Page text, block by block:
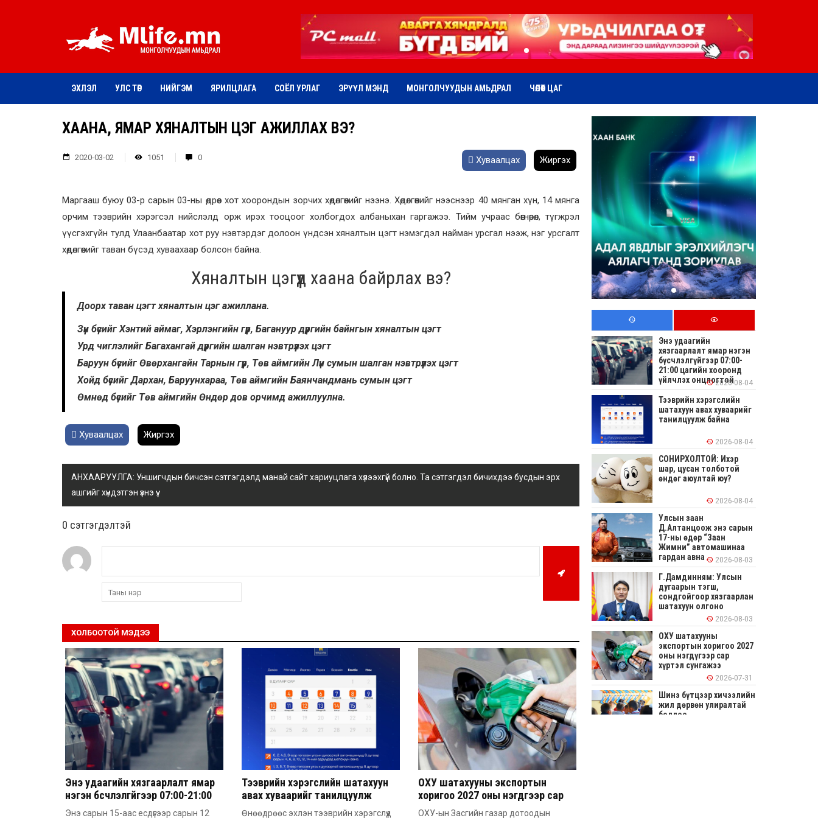
ЭХЛЭЛ УЛС ТӨР НИЙГЭМ ЯРИЛЦЛАГА СОЁЛ УРЛАГ ЭРҮҮЛ МЭНД МОНГОЛЧУУДЫН АМЬДРАЛ ЧӨЛӨӨТ ЦАГ
ХААНА, ЯМАР ХЯНАЛТЫН ЦЭГ АЖИЛЛАХ ВЭ?
2020-03-02 1051 0 Хуваалцах Жиргэх
Маргааш буюу 03-р сарын 03-ны өдрөөс хот хоорондын зорчих хөдөлгөөнийг нээнэ. Хөдөлгөөнийг нээснээр 40 мянган хүн, 14 мянга
орчим тээврийн хэрэгсэл нийслэлд орж ирэх тооцоог холбогдох албаныхан гаргажээ. Тийм учраас бөөгнөрөл, түгжрэл
үүсгэхгүйн тулд Улаанбаатар хот руу нэвтэрдэг долоон үндсэн хяналтын цэгт нэмэгдэл найман урсгал нээж, нэг урсгалт
хөдөлгөөнийг таван бүсэд хуваахаар болсон байна.
Хяналтын цэгүүд хаана байрлах вэ?
Доорх таван цэгт хяналтын цэг ажиллана.
Зүүн бүсийг Хэнтий аймаг, Хэрлэнгийн гүүр, Багануур дүүргийн байнгын хяналтын цэгт
Урд чиглэлийг Багахангай дүүргийн шалган нэвтрүүлэх цэгт
Баруун бүсийг Өвөрхангайн Тарнын гүүр, Төв аймгийн Лүн сумын шалган нэвтрүүлэх цэгт
Хойд бүсийг Дархан, Баруунхараа, Төв аймгийн Баянчандмань сумын цэгт
Өмнөд бүсийг Төв аймгийн Өндөр дов орчимд ажиллуулна.
Хуваалцах Жиргэх
АНХААРУУЛГА: Уншигчдын бичсэн сэтгэгдэлд манай сайт хариуцлага хүлээхгүй болно. Та сэтгэгдэл бичихдээ бусдын эрх
ашгийг хүндэтгэн үзнэ үү.
0 cэтгэгдэлтэй
ХОЛБООТОЙ МЭДЭЭ
Энэ удаагийн хязгаарлалт ямар
нэгэн бүсчлэлгүйгээр 07:00-21:00
цагийн хооронд үйлчлэх
Энэ сарын 15-аас есдүгээр сарын 12
Тээврийн хэрэгслийн шатахуун
авах хуваарийг танилцуулж
байна
Өнөөдрөөс эхлэн тээврийн хэрэгслүүд
ОХУ шатахууны экспортын
хоригоо 2027 оны нэгдүгээр сар
хүртэл сунгажээ
ОХУ-ын Засгийн газар дотоодын
Энэ удаагийн
хязгаарлалт ямар нэгэн
бүсчлэлгүйгээр 07:00-
21:00 цагийн хооронд
үйлчлэх онцлогтой2026-08-04
Тээврийн хэрэгслийн
шатахуун авах хуваарийг
танилцуулж байна
2026-08-04
СОНИРХОЛТОЙ: Ихэр
шар, цусан толботой
өндөг аюултай юу?
2026-08-04
Улсын заан
Д.Алтанцоож энэ сарын
17-ны өдөр “Заан
Жимни” автомашинаа
гардан авна
2026-08-03
Г.Дамдинням: Улсын
дугаарын тэгш,
сондгойгоор хязгаарлан
шатахуун олгоно
2026-08-03
ОХУ шатахууны
экспортын хоригоо 2027
оны нэгдүгээр сар
хүртэл сунгажээ
2026-07-31
Шинэ бүтцээр хичээлийн
жил дөрвөн улиралтай
боллоо